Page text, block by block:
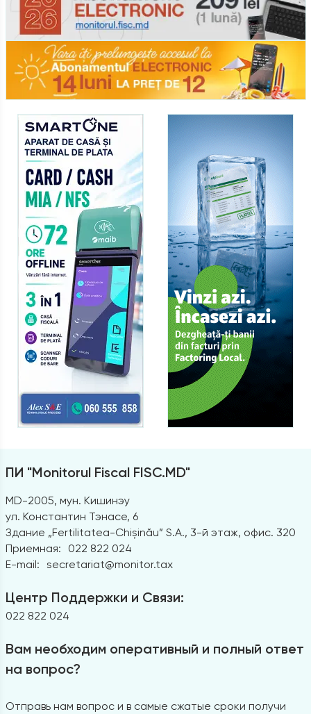
ПИ "Monitorul Fiscal FISC.MD"
MD-2005, мун. Кишинэу
ул. Константин Тэнасе, 6
Здание „Fertilitatea-Chișinău” S.A., 3-й этаж, офис. 320
Приемная:
022 822 024
E-mail: secretariat@monitor.tax
Центр Поддержки и Связи:
022 822 024
Вам необходим оперативный и полный ответ
на вопрос?
Отправь нам вопрос и в самые сжатые сроки получи